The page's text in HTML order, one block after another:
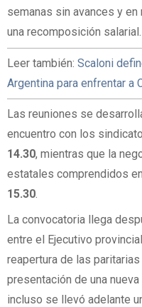
semanas sin avances y
una recomposición salarial.
Leer también: Scaloni
Argentina para enfrentar a
Las reuniones se
encuentro con los
14.30, mientras que la
estatales comprendidos
15.30.
La convocatoria llega
entre el Ejecutivo
reapertura de las
presentación de una
incluso se llevó adelante